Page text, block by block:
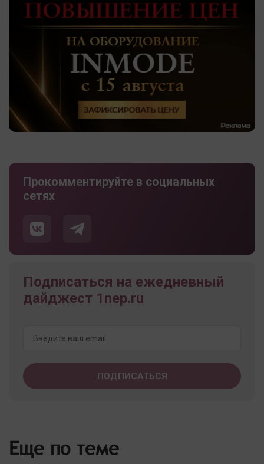
Прокомментируйте в социальных
сетях
Подписаться на ежедневный
дайджест 1nep.ru
Еще по теме